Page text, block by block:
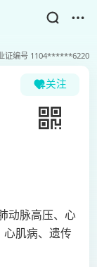
证编号 1104******6220
关注
动脉高压、心
肌病、遗传